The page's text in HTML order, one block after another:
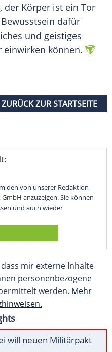
der Körper ist ein Tor
dafür
und geistiges
einwirken können.
ZURÜCK ZUR STARTSEITE
den von unserer Redaktion
anzuzeigen. Sie können
und auch wieder
mir externe Inhalte
personenbezogene
werden. Mehr
will neuen Militärpakt